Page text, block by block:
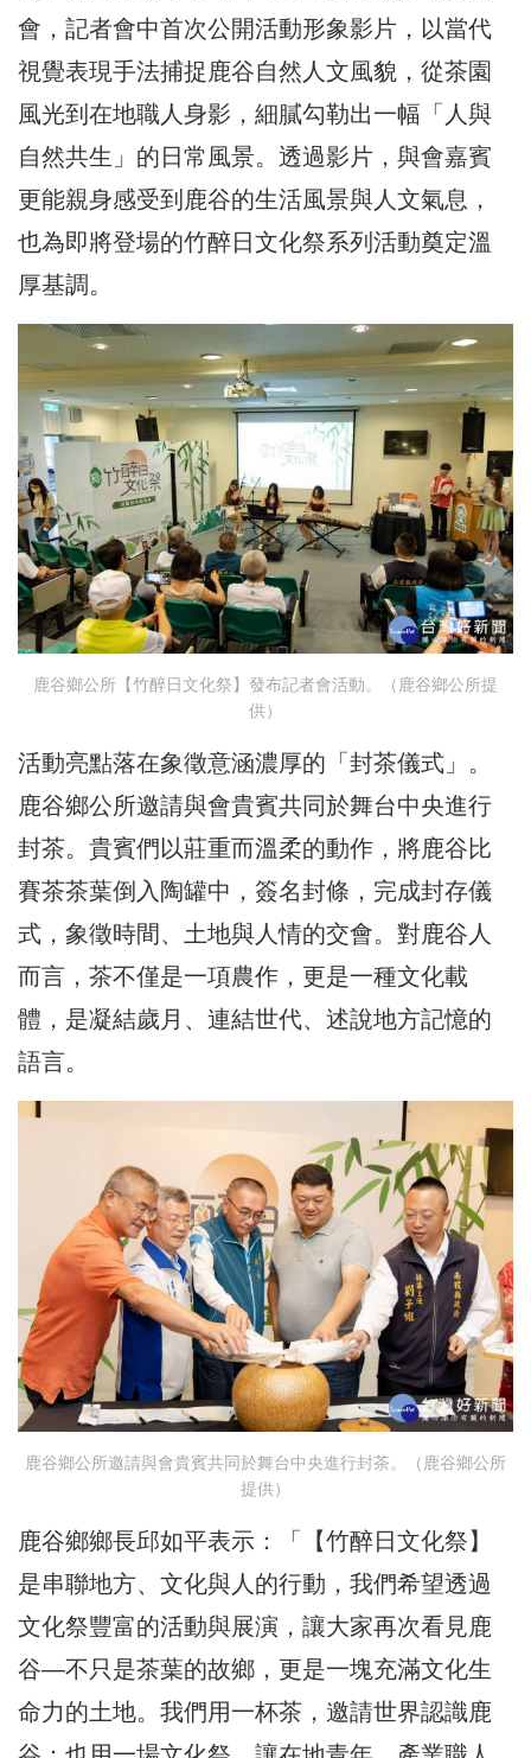
會，記者會中首次公開活動形象影片，以當代
視覺表現手法捕捉鹿谷自然人文風貌，從茶園
風光到在地職人身影，細膩勾勒出一幅「人與
自然共生」的日常風景。透過影片，與會嘉賓
更能親身感受到鹿谷的生活風景與人文氣息，
也為即將登場的竹醉日文化祭系列活動奠定溫
厚基調。
鹿谷鄉公所【竹醉日文化祭】發布記者會活動。（鹿谷鄉公所提
供）
活動亮點落在象徵意涵濃厚的「封茶儀式」。
鹿谷鄉公所邀請與會貴賓共同於舞台中央進行
封茶。貴賓們以莊重而溫柔的動作，將鹿谷比
賽茶茶葉倒入陶罐中，簽名封條，完成封存儀
式，象徵時間、土地與人情的交會。對鹿谷人
而言，茶不僅是一項農作，更是一種文化載
體，是凝結歲月、連結世代、述說地方記憶的
語言。
鹿谷鄉公所邀請與會貴賓共同於舞台中央進行封茶。（鹿谷鄉公所
提供）
鹿谷鄉鄉長邱如平表示：「【竹醉日文化祭】
是串聯地方、文化與人的行動，我們希望透過
文化祭豐富的活動與展演，讓大家再次看見鹿
谷—不只是茶葉的故鄉，更是一塊充滿文化生
命力的土地。我們用一杯茶，邀請世界認識鹿